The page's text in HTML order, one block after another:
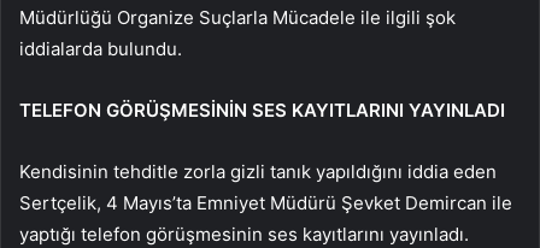
Müdürlüğü Organize Suçlarla Mücadele ile ilgili şok
iddialarda bulundu.
TELEFON GÖRÜŞMESİNİN SES KAYITLARINI YAYINLADI
Kendisinin tehditle zorla gizli tanık yapıldığını iddia eden
Sertçelik, 4 Mayıs’ta Emniyet Müdürü Şevket Demircan ile
yaptığı telefon görüşmesinin ses kayıtlarını yayınladı.